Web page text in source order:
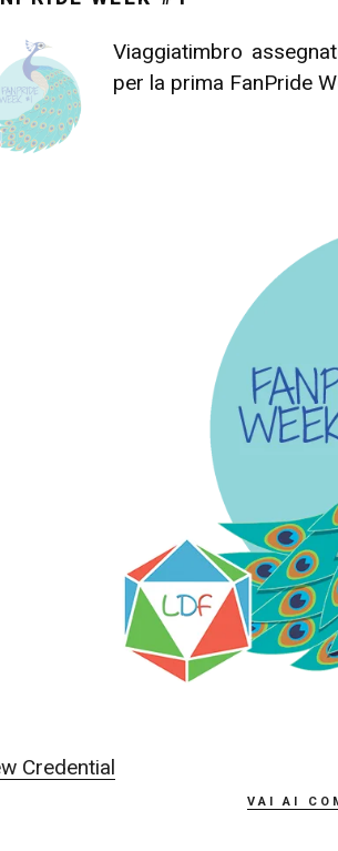
Viaggiatimbro
per la prima FanPride
Credential
vai ai